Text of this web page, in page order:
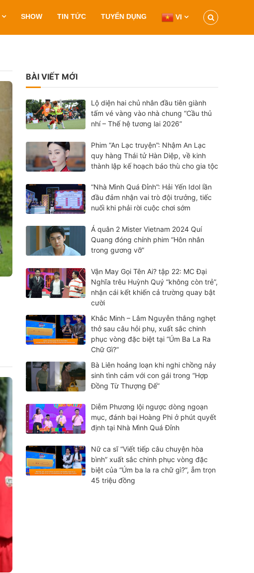
SHOW TIN TỨC TUYỂN DỤNG VI
BÀI VIẾT MỚI
Lộ diện hai chủ nhân đầu tiên giành
tấm vé vàng vào nhà chung “Cầu thủ
nhí – Thế hệ tương lai 2026”
Phim “An Lạc truyện”: Nhậm An Lạc
quy hàng Thái tử Hàn Diệp, về kinh
thành lập kế hoạch báo thù cho gia tộc
“Nhà Mình Quá Đỉnh”: Hải Yến Idol lần
đầu đảm nhận vai trò đội trưởng, tiếc
nuối khi phải rời cuộc chơi sớm
Á quân 2 Mister Vietnam 2024 Quí
Quang đóng chính phim “Hôn nhân
trong gương vỡ”
Vận May Gọi Tên Ai? tập 22: MC Đại
Nghĩa trêu Huỳnh Quý “không còn trẻ”,
nhận cái kết khiến cả trường quay bật
cười
Khắc Minh – Lâm Nguyễn thắng nghẹt
thở sau câu hỏi phụ, xuất sắc chinh
phục vòng đặc biệt tại “Úm Ba La Ra
Chữ Gì?”
Bà Liên hoảng loạn khi nghi chồng nảy
sinh tình cảm với con gái trong “Hợp
Đồng Từ Thượng Đế”
Diễm Phương lội ngược dòng ngoạn
mục, đánh bại Hoàng Phi ở phút quyết
định tại Nhà Mình Quá Đỉnh
Nữ ca sĩ “Viết tiếp câu chuyện hòa
bình” xuất sắc chinh phục vòng đặc
biệt của “Úm ba la ra chữ gì?”, ẵm trọn
45 triệu đồng